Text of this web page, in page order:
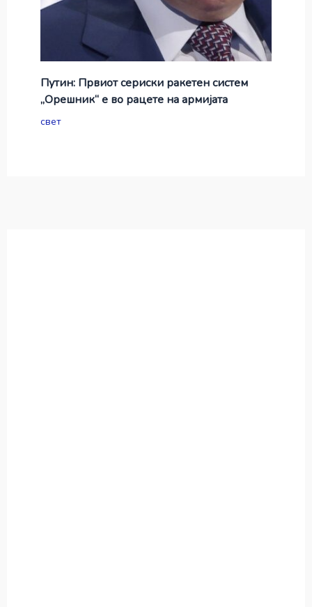
Путин: Првиот сериски ракетен систем
„Орешник“ е во рацете на армијата
свет